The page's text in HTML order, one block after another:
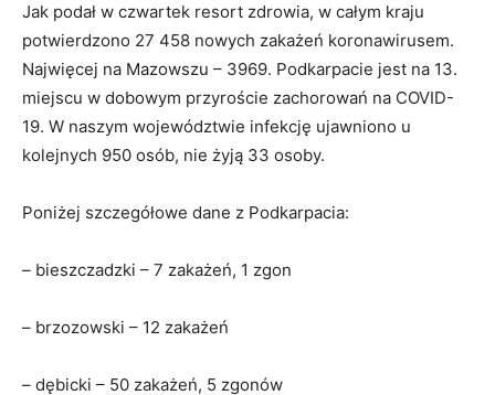
Jak podał w czwartek resort zdrowia, w całym kraju
potwierdzono 27 458 nowych zakażeń koronawirusem.
Najwięcej na Mazowszu – 3969. Podkarpacie jest na 13.
miejscu w dobowym przyroście zachorowań na COVID-
19. W naszym województwie infekcję ujawniono u
kolejnych 950 osób, nie żyją 33 osoby.
Poniżej szczegółowe dane z Podkarpacia:
– bieszczadzki – 7 zakażeń, 1 zgon
– brzozowski – 12 zakażeń
– dębicki – 50 zakażeń, 5 zgonów